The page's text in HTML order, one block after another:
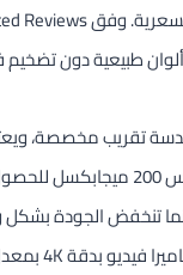
طبيعية دون تضخيم
تقريب مخصصة،